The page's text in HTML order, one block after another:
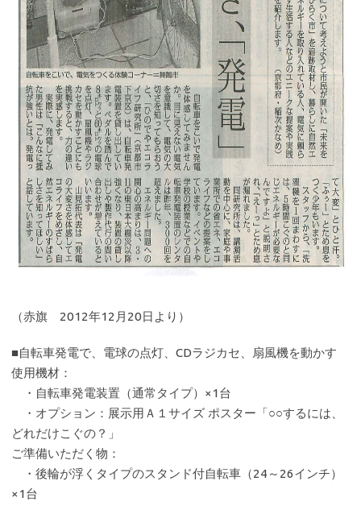
（赤旗 2012年12月20日より）
■自転車発電で、電球の点灯、CDラジカセ、扇風機を動かす
使用機材：
・自転車発電装置（通常タイプ）×1台
・オプション：展示用Ａ１サイズ ポスター「○○するには、
どれだけこぐの？」
ご準備いただく物：
・後輪が浮くタイプのスタンド付自転車（24～26インチ）
×1台